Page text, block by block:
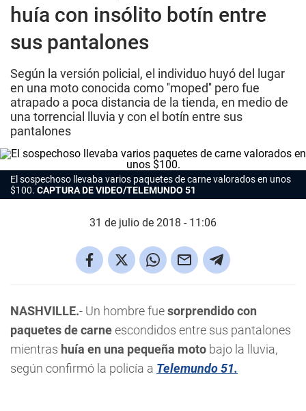
huía con insólito botín entre
sus pantalones
Según la versión policial, el individuo huyó del lugar
en una moto conocida como ''moped'' pero fue
atrapado a poca distancia de la tienda, en medio de
una torrencial lluvia y con el botín entre sus
pantalones
El sospechoso llevaba varios paquetes de carne valorados en unos
$100. CAPTURA DE VIDEO/TELEMUNDO 51
31 de julio de 2018 - 11:06
NASHVILLE.- Un hombre fuesorprendido con
paquetes de carneescondidos entre sus pantalones
mientras huía en una pequeña moto bajo la lluvia,
según confirmó la policía a Telemundo 51.